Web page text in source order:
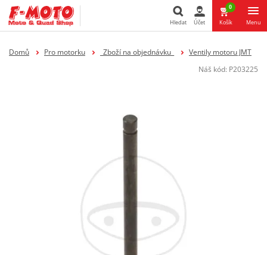
Hledat
Hledat Účet
0
Košík Menu
Domů Pro motorku _Zboží na objednávku_
Ventily motoru JMT
Náš kód: P203225